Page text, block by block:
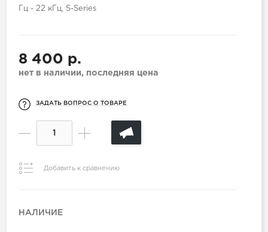
Гц - 22 кГц, S-Series
8 400 р.
нет в наличии, последняя цена
ЗАДАТЬ ВОПРОС О ТОВАРЕ
Добавить к сравнению
НАЛИЧИЕ